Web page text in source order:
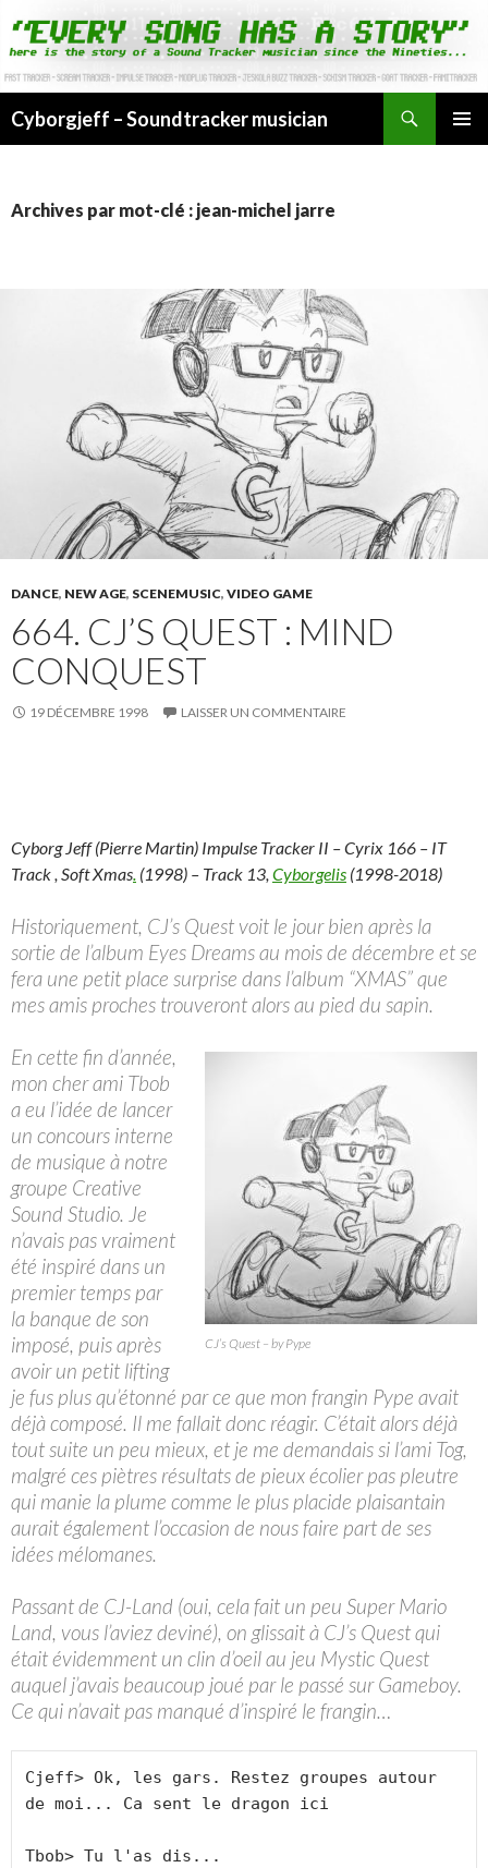
Cyborgjeff – Soundtracker musician
Archives par mot-clé : jean-michel jarre
DANCE, NEW AGE, SCENEMUSIC, VIDEO GAME
664. CJ’S QUEST : MIND
CONQUEST
19 DÉCEMBRE 1998 LAISSER UN COMMENTAIRE
Cyborg Jeff (Pierre Martin) Impulse Tracker II – Cyrix 166 – IT
Track , Soft Xmas. (1998) – Track 13, Cyborgelis (1998-2018)
Historiquement, CJ’s Quest voit le jour bien après la
sortie de l’album Eyes Dreams au mois de décembre et se
fera une petit place surprise dans l’album “XMAS” que
mes amis proches trouveront alors au pied du sapin.
CJ’s Quest – by Pype
En cette fin d’année,
mon cher ami Tbob
a eu l’idée de lancer
un concours interne
de musique à notre
groupe Creative
Sound Studio. Je
n’avais pas vraiment
été inspiré dans un
premier temps par
la banque de son
imposé, puis après
avoir un petit lifting
je fus plus qu’étonné par ce que mon frangin Pype avait
déjà composé. Il me fallait donc réagir. C’était alors déjà
tout suite un peu mieux, et je me demandais si l’ami Tog,
malgré ces piètres résultats de pieux écolier pas pleutre
qui manie la plume comme le plus placide plaisantain
aurait également l’occasion de nous faire part de ses
idées mélomanes.
Passant de CJ-Land (oui, cela fait un peu Super Mario
Land, vous l’aviez deviné), on glissait à CJ’s Quest qui
était évidemment un clin d’oeil au jeu Mystic Quest
auquel j’avais beaucoup joué par le passé sur Gameboy.
Ce qui n’avait pas manqué d’inspiré le frangin…
Cjeff> Ok, les gars. Restez groupes autour
de moi... Ca sent le dragon ici
Tbob> Tu l'as dis...